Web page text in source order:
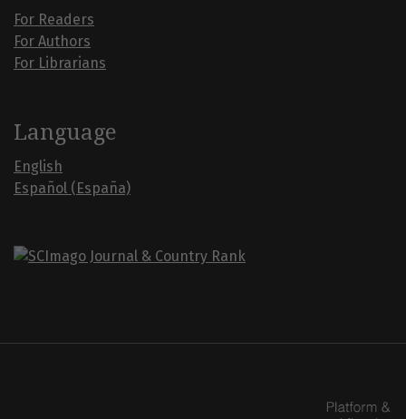
For Readers
For Authors
For Librarians
Language
English
Español (España)